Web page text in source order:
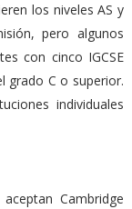
los niveles AS y
pero algunos
con cinco IGCSE
grado C o superior.
individuales
Cambridge